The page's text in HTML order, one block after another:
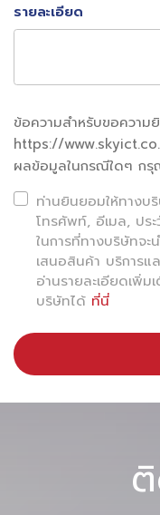
ถ้าเพื่อนๆ คิดจะแ
Loft Style การตก
โล่งกว้าง ลักษณะ
เพดานสูง เพื่อให้ระ
แสงลอดเข้ามาได้
รายละเอียด
ข้อความสำหรับขอความ
https://
ผลข้อมูลในกรณีใดๆ กรุ
ท่านยินยอมให้ทางบ
โทรศัพท์, อีเมล, ปร
ในการที่ทางบริษัทจ
เสนอสินค้า บริการแ
อ่านรายละเอียดเพิ่
บริษัทได้ ที่นี่